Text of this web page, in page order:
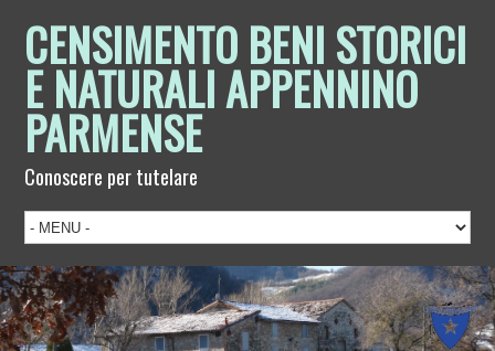
CENSIMENTO BENI STORICI
E NATURALI APPENNINO
PARMENSE
Conoscere per tutelare